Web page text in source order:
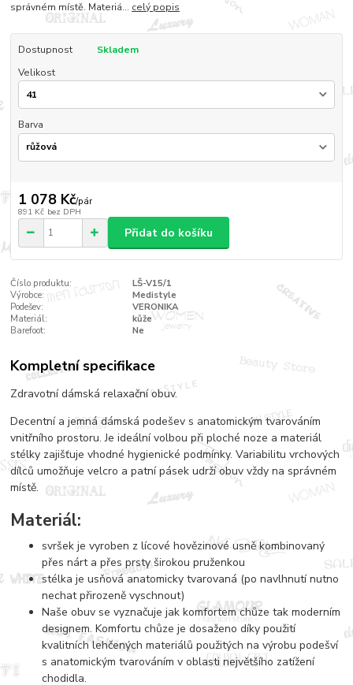
správném místě. Materiá... celý popis
Dostupnost
Skladem
Velikost
Barva
1 078 Kč/pár
891 Kč bez DPH
Přidat do košíku
Číslo produktu:
LŠ-V15/1
Výrobce:
Medistyle
Podešev:
VERONIKA
Materiál:
kůže
Barefoot:
Ne
Kompletní specifikace
Zdravotní dámská relaxační obuv.
Decentní a jemná dámská podešev s anatomickým tvarováním
vnitřního prostoru. Je ideální volbou při ploché noze a materiál
stélky zajišťuje vhodné hygienické podmínky. Variabilitu vrchových
dílců umožňuje velcro a patní pásek udrží obuv vždy na správném
místě.
Materiál:
svršek je vyroben z lícové hovězinové usně kombinovaný
přes nárt a přes prsty širokou pruženkou
stélka je usňová anatomicky tvarovaná (po navlhnutí nutno
nechat přirozeně vyschnout)
Naše obuv se vyznačuje jak komfortem chůze tak moderním
designem. Komfortu chůze je dosaženo díky použití
kvalitních lehčených materiálů použitých na výrobu podešví
s anatomickým tvarováním v oblasti největšího zatížení
chodidla.